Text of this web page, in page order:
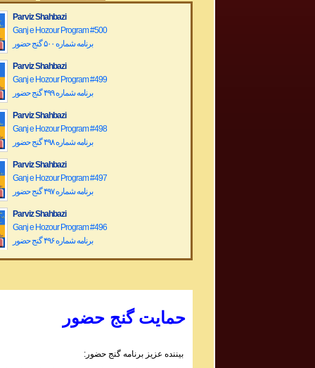
Parviz Shahbazi
Ganj e Hozour Program #500
برنامه شماره ۵۰۰ گنج حضور
Parviz Shahbazi
Ganj e Hozour Program #499
برنامه شماره ۴۹٩ گنج حضور
Parviz Shahbazi
Ganj e Hozour Program #498
برنامه شماره ۴۹۸ گنج حضور
Parviz Shahbazi
Ganj e Hozour Program #497
برنامه شماره ۴۹۷ گنج حضور
Parviz Shahbazi
Ganj e Hozour Program #496
برنامه شماره ۴۹۶ گنج حضور
Parviz Shahbazi
برنامه شماره ۴۹۵ گنج حضور
Ganj e Hozour Program #494حمایت گنج حضور
بیننده عزیز برنامه گنج حضور: